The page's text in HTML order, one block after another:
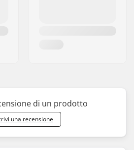
di un prodotto
una recensione